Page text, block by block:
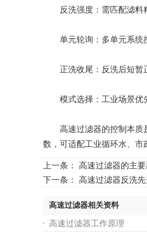
反洗强度：需匹配滤料粒
单元轮询：多单元系统按
正洗收尾：反洗后短暂正
模式选择：工业场景优先
高速过滤器的控制本质是
数，可适配工业循环水、市
上一条： 高速过滤器的主
下一条： 高速过滤器反洗
高速过滤器相关资料
高速过滤器工作原理